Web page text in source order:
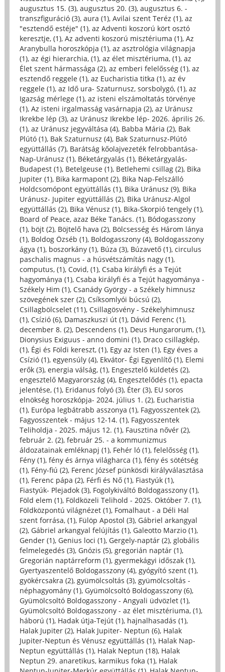
augusztus 15. (3), augusztus 20. (3), augusztus 6. -
transzfiguráció (3), aura (1), Avilai szent Teréz (1), az
"esztendő estéje" (1), az Adventi koszorú kört osztó
keresztje, (1), Az adventi koszorú misztériuma (1), Az
Aranybulla horoszkópja (1), az asztrológia világnapja
(1), az égi hierarchia, (1), az élet misztériuma, (1), az
Élet szent hármassága (2), az emberi felelősség (1), az
esztendő reggele (1), az Eucharistia titka (1), az év
reggele (1), az Idő ura- Szaturnusz, sorsbolygó, (1), az
Igazság mérlege (1), az isteni elszámoltatás törvénye
(1), Az isteni irgalmasság vasárnapja (2), az Uránusz
Ikrekbe lép (3), az Uránusz Ikrekbe lép- 2026. április 26.
(1), az Uránusz jegyváltása (4), Babba Mária (2), Bak
Plútó (1), Bak Szaturnusz (4), Bak Szaturnusz-Plútó
együttállás (7), Barátság kőolajvezeték felrobbantása-
Nap-Uránusz (1), Béketárgyalás (1), Béketárgyalás-
Budapest (1), Betelgeuse (1), Betlehemi csillag (2), Bika
Jupiter (1), Bika karmapont (2), Bika Nap-Felszálló
Holdcsomópont együttállás (1), Bika Uránusz (9), Bika
Uránusz- Jupiter együttállás (2), Bika Uránusz-Algol
együttállás (2), Bika Vénusz (1), Bika-Skorpió tengely (1),
Board of Peace, azaz Béke Tanács. (1), Bódogasszony
(1), böjt (2), Böjtelő hava (2), Bölcsesség és Három lánya
(1), Boldog Özséb (1), Boldogasszony (4), Boldogasszony
ágya (1), boszorkány (1), Búza (3), Búzavető (1), circulus
paschalis magnus - a húsvétszámítás nagy (1),
computus, (1), Covid, (1), Csaba királyfi és a Tejút
hagyománya (1), Csaba királyfi és a Tejút hagyománya -
Székely Him (1), Csanády György - a Székely himnusz
szövegének szer (2), Csíksomlyói búcsú (2),
Csillagbölcselet (11), Csillagösvény - Székelyhimnusz
(1), Csízió (6), Damaszkuszi út (1), Dávid Ferenc (1),
december 8. (2), Descendens (1), Deus Hungarorum, (1),
Dionysius Exiguus - anno domini (1), Draco csillagkép,
(1), Égi és Földi kereszt, (1), Egy az Isten (1), Egy éves a
Csízió (1), egyensúly (4), Ekvátor- Égi Egyenlítő (1), Elemi
erők (3), energia válság, (1), Engesztelő küldetés (2),
engesztelő Magyarország (4), Engesztelődés (1), epacta
jelentése, (1), Eridanus folyó (3), Éter (3), EU soros
elnökség horoszkópja- 2024. július 1. (2), Eucharistia
(1), Európa legbátrabb asszonya (1), Fagyosszentek (2),
Fagyosszentek - május 12-14. (1), Fagyosszentek
Teliholdja - 2025. május 12. (1), Fausztina nővér (2),
február 2. (2), február 25. - a kommunizmus
áldozatainak emléknapj (1), Fehér ló (1), felelősség (1),
Fény (1), fény és árnya világharca (1), fény és sötétség
(1), Fény-fiú (2), Ferenc József pünkösdi királyválasztása
(1), Ferenc pápa (2), Férfi és Nő (1), Fiastyúk (1),
Fiastyúk- Plejadok (3), Fogolykiváltó Boldogasszony (1),
Föld elem (1), Földközeli Telihold - 2025. Október 7. (1),
Földközpontú világnézet (1), Fomalhaut - a Déli Hal
szent forrása, (1), Fülöp Apostol (3), Gábriel arkangyal
(2), Gábriel arkangyal felújítás (1), Galeotto Marzio (1),
Gender (1), Genius loci (1), Gergely-naptár (2), globális
felmelegedés (3), Gnózis (5), gregorián naptár (1),
Gregorián naptárreform (1), gyermekágyi időszak (1),
Gyertyaszentelő Boldogasszony (4), gyógyító szent (1),
gyökércsakra (2), gyümölcsoltás (3), gyümölcsoltás -
néphagyomány (1), Gyümölcsoltó Boldogasszony (6),
Gyümölcsoltó Boldogasszony - Angyali üdvözlet (1),
Gyümölcsoltó Boldogasszony - az élet misztériuma, (1),
háború (1), Hadak útja-Tejút (1), hajnalhasadás (1),
Halak Jupiter (2), Halak Jupiter- Neptun (6), Halak
Jupiter-Neptun és Vénusz együttállás (1), Halak Nap-
Neptun együttállás (1), Halak Neptun (18), Halak
Neptun 29. anaretikus, karmikus foka (1), Halak